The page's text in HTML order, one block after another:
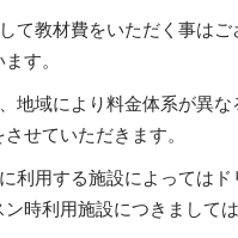
て教材費をいただく事は
す。
地域により料金体系が異
せていただきます。
利用する施設によっては
ン時利用施設につきまして